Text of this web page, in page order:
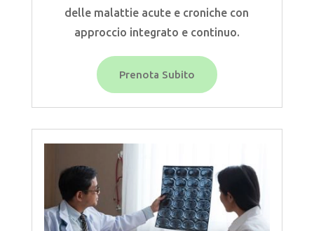
delle malattie acute e croniche con
approccio integrato e continuo.
Prenota Subito